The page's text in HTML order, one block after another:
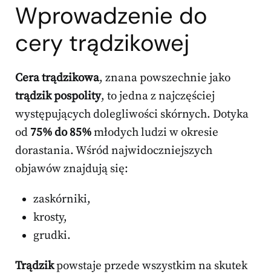
Wprowadzenie do
cery trądzikowej
Cera trądzikowa, znana powszechnie jako
trądzik pospolity, to jedna z najczęściej
występujących dolegliwości skórnych. Dotyka
od 75% do 85%młodych ludzi w okresie
dorastania. Wśród najwidoczniejszych
objawów znajdują się:
zaskórniki,
krosty,
grudki.
Trądzikpowstaje przede wszystkim na skutek